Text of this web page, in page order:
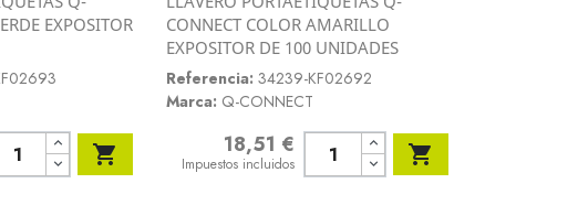
EXPOSITOR

Vista rápida
CONNECT COLOR AMARILLO
EXPOSITOR DE 100 UNIDADES
Referencia: 34239-KF02692
Marca: Q-CONNECT
18,51 €
Impuestos incluidos 